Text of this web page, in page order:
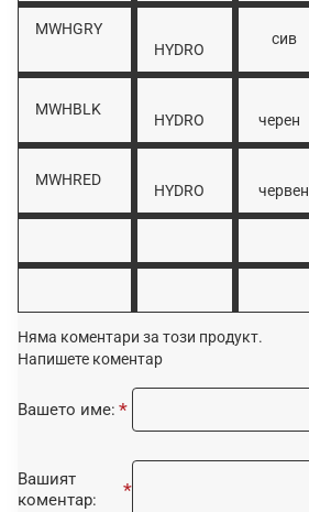
MWHGRY
HYDRO
сив
MWHBLK
HYDRO черен
MWHRED
HYDRO червен
Няма коментари за този продукт.
Напишете коментар
Вашето име:
Вашият
коментар: